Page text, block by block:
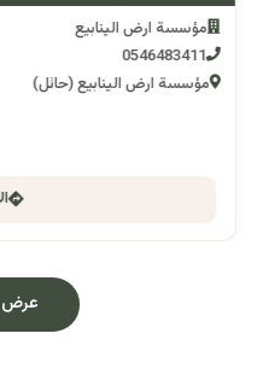
مؤسسة ارض الينابيع
0546483411
مؤسسة ارض الينابيع (حائل)
عرض